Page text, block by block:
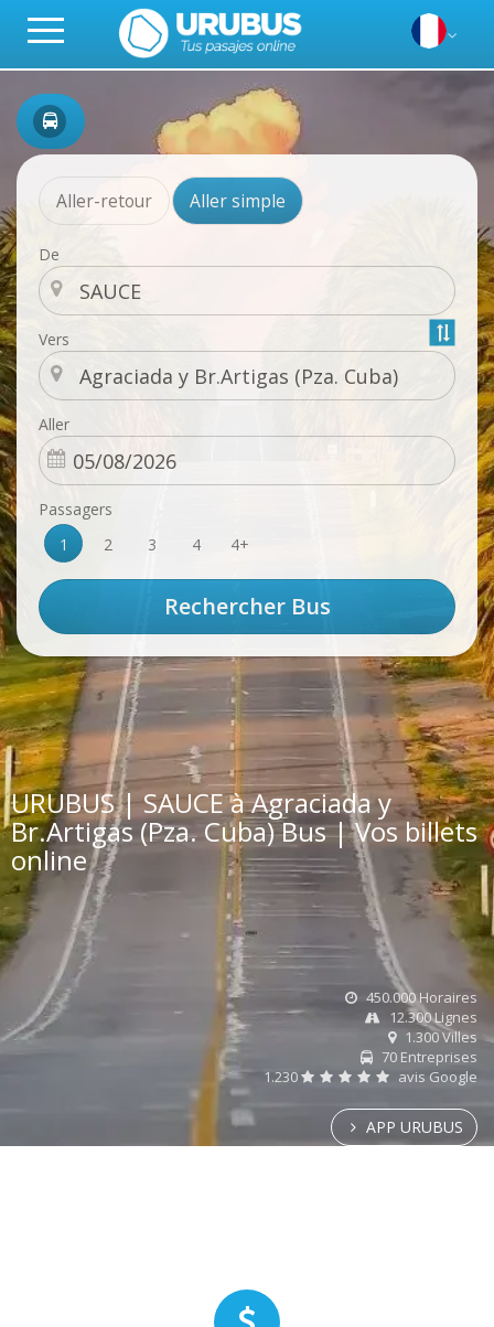
Aller-retour Aller simple
De
Vers
Aller
Passagers
1
2 3 4 4+
URUBUS | SAUCE à Agraciada y
Br.Artigas (Pza. Cuba) Bus | Vos billets
online
450.000 Horaires
12.300 Lignes
1.300 Villes
70 Entreprises
1.230
avis Google
APP URUBUS